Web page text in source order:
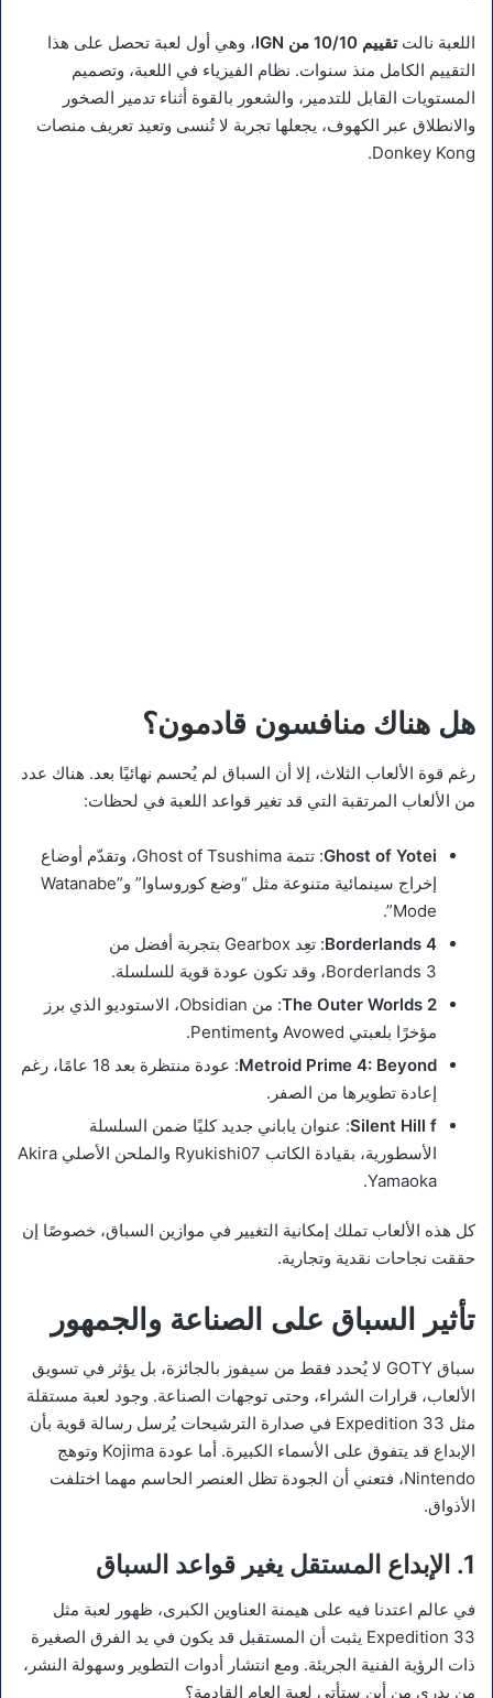
اللعبة نالتتقييم 10/10 من IGN
، وهي أول لعبة تحصل على هذا
التقييم الكامل منذ سنوات. نظام الفيزياء في اللعبة، وتصميم
المستويات القابل للتدمير، والشعور بالقوة أثناء تدمير الصخور
والانطلاق عبر الكهوف، يجعلها تجربة لا تُنسى وتعيد تعريف منصات
Donkey Kong.
هل هناك منافسون قادمون؟
رغم قوة الألعاب الثلاث، إلا أن السباق لم يُحسم نهائيًا بعد. هناك عدد
من الألعاب المرتقبة التي قد تغير قواعد اللعبة في لحظات:
Ghost of Yotei
: تتمة Ghost of Tsushima، وتقدّم أوضاع
إخراج سينمائية متنوعة مثل “وضع كوروساوا” و”Watanabe
Mode”.
Borderlands 4
: تعِد Gearbox بتجربة أفضل من
Borderlands 3، وقد تكون عودة قوية للسلسلة.
The Outer Worlds 2
: من Obsidian، الاستوديو الذي برز
مؤخرًا بلعبتي Avowed وPentiment.
Metroid Prime 4: Beyond
: عودة منتظرة بعد 18 عامًا، رغم
إعادة تطويرها من الصفر.
Silent Hill f: عنوان ياباني جديد كليًا ضمن السلسلة
الأسطورية، بقيادة الكاتب Ryukishi07 والملحن الأصلي Akira
Yamaoka.
كل هذه الألعاب تملك إمكانية التغيير في موازين السباق، خصوصًا إن
حققت نجاحات نقدية وتجارية.
تأثير السباق على الصناعة والجمهور
سباق GOTY لا يُحدد فقط من سيفوز بالجائزة، بل يؤثر في تسويق
الألعاب، قرارات الشراء، وحتى توجهات الصناعة. وجود لعبة مستقلة
مثل Expedition 33 في صدارة الترشيحات يُرسل رسالة قوية بأن
الإبداع قد يتفوق على الأسماء الكبيرة. أما عودة Kojima وتوهج
Nintendo، فتعني أن الجودة تظل العنصر الحاسم مهما اختلفت
الأذواق.
1. الإبداع المستقل يغير قواعد السباق
في عالم اعتدنا فيه على هيمنة العناوين الكبرى، ظهور لعبة مثل
Expedition 33 يثبت أن المستقبل قد يكون في يد الفرق الصغيرة
ذات الرؤية الفنية الجريئة. ومع انتشار أدوات التطوير وسهولة النشر،
من يدري من أين ستأتي لعبة العام القادمة؟